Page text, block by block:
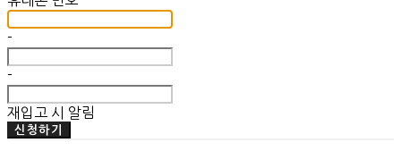
-
-
재입고 시 알림
신청하기